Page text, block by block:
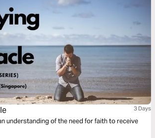
3 Days
understanding of the need for faith to receive